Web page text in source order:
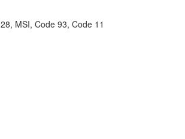
MSI, Code 93, Code 11